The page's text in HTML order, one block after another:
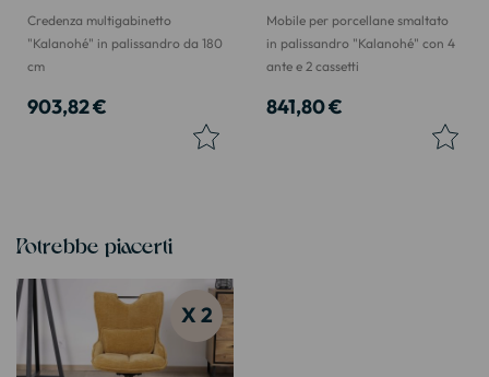
Credenza multigabinetto
"Kalanohé" in palissandro da 180
cm
903,82 €
Mobile per porcellane smaltato
in palissandro "Kalanohé" con 4
ante e 2 cassetti
841,80 €
Potrebbe piacerti
X 2